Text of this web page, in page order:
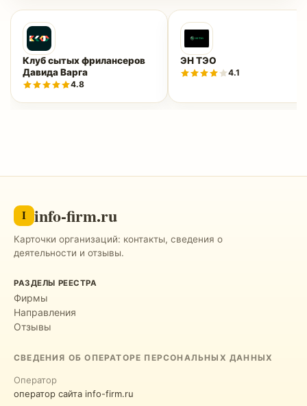
Клуб сытых фрилансеров
Давида Варга
4.8
ЭН ТЭО
4.1
I info-firm.ru
Карточки организаций: контакты, сведения о
деятельности и отзывы.
РАЗДЕЛЫ РЕЕСТРА
Фирмы
Направления
Отзывы
СВЕДЕНИЯ ОБ ОПЕРАТОРЕ ПЕРСОНАЛЬНЫХ ДАННЫХ
Оператор
оператор сайта info-firm.ru